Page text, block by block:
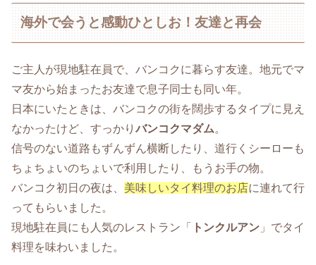
海外で会うと感動ひとしお！友達と再会
ご主人が現地駐在員で、バンコクに暮らす友達。地元でマ
マ友から始まったお友達で息子同士も同い年。
日本にいたときは、バンコクの街を闊歩するタイプに見え
なかったけど、すっかり バンコクマダム。
信号のない道路もずんずん横断したり、道行くシーローも
ちょちょいのちょいで利用したり、もうお手の物。
バンコク初日の夜は、 美味しいタイ料理のお店に連れて行
ってもらいました。
現地駐在員にも人気のレストラン「
トンクルアン 」でタイ
料理を味わいました。